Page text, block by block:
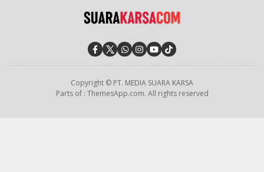
Copyright © PT. MEDIA SUARA KARSA
Parts of : ThemesApp.com. All rights reserved